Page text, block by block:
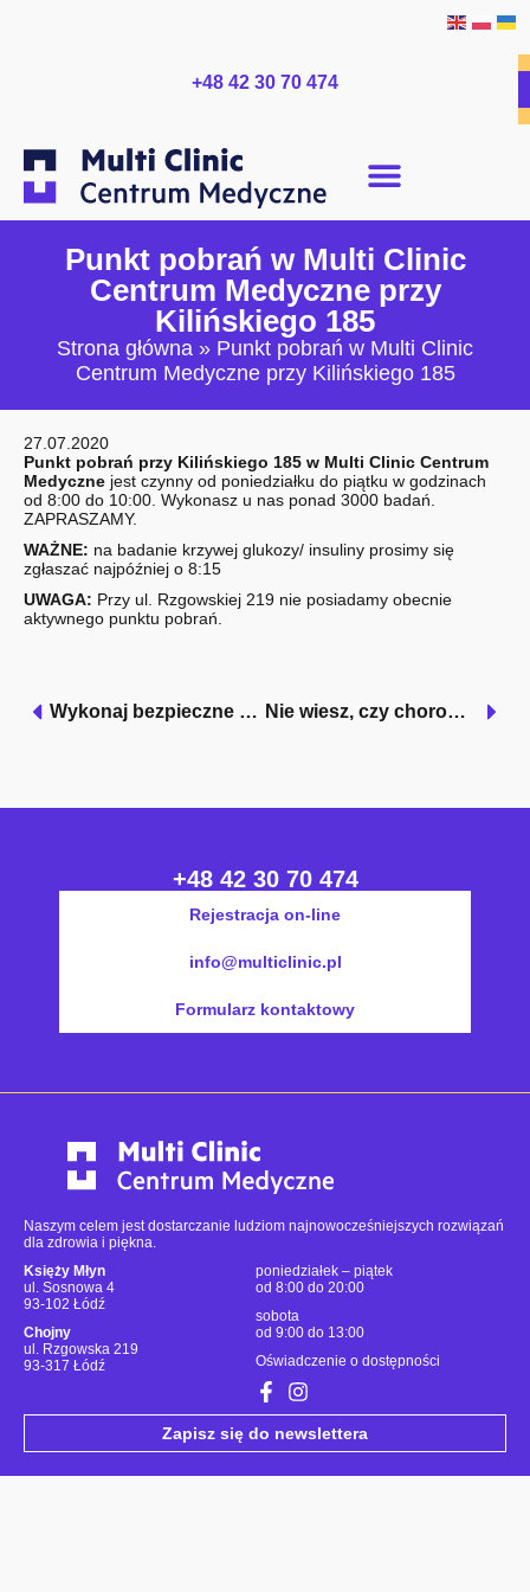
+48 42 30 70 474
Punkt pobrań w Multi Clinic
Centrum Medyczne przy
Kilińskiego 185
Strona główna » Punkt pobrań w Multi Clinic
Centrum Medyczne przy Kilińskiego 185
27.07.2020
Punkt pobrań przy Kilińskiego 185 w Multi Clinic Centrum
Medyczne jest czynny od poniedziałku do piątku w godzinach
od 8:00 do 10:00. Wykonasz u nas ponad 3000 badań.
ZAPRASZAMY.
WAŻNE: na badanie krzywej glukozy/ insuliny prosimy się
zgłaszać najpóźniej o 8:15
UWAGA: Przy ul. Rzgowskiej 219 nie posiadamy obecnie
aktywnego punktu pobrań.
Wykonaj bezpieczne badanie USG w Multi Clinic Nie wiesz, czy chorowałeś/łaś na COVID-19? Zbadaj przeciwciała (IGG, IGM)
+48 42 30 70 474
Rejestracja on-line
info@multiclinic.pl
Formularz kontaktowy
Naszym celem jest dostarczanie ludziom najnowocześniejszych rozwiązań
dla zdrowia i piękna.
Księży Młyn
ul. Sosnowa 4
93-102 Łódź
Chojny
ul. Rzgowska 219
93-317 Łódź
poniedziałek – piątek
od 8:00 do 20:00
sobota
od 9:00 do 13:00
Oświadczenie o dostępności
Zapisz się do newslettera